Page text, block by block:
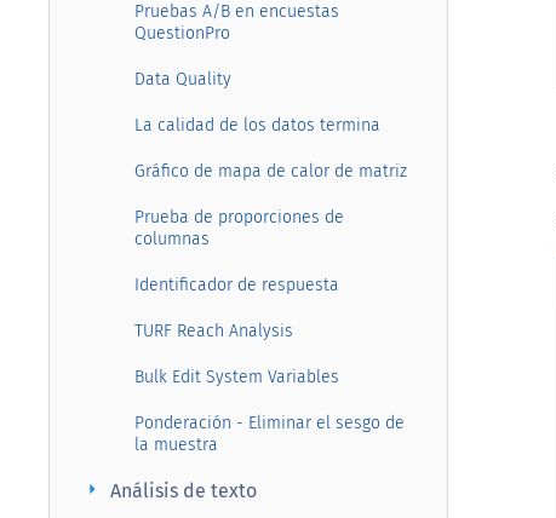
Pruebas A/B en encuestas
QuestionPro
Data Quality
La calidad de los datos termina
Gráfico de mapa de calor de matriz
Prueba de proporciones de
columnas
Identificador de respuesta
TURF Reach Analysis
Bulk Edit System Variables
Ponderación - Eliminar el sesgo de
la muestra
Análisis de texto
arrow_right